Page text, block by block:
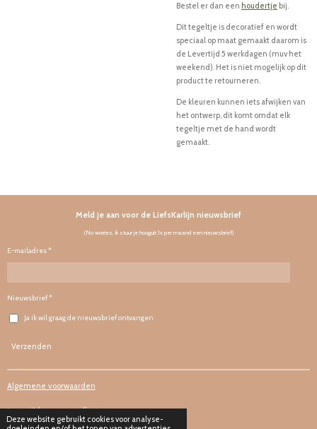
Deze website gebruikt cookies voor analyse-
Bestel er dan een houdertje bij.
Dit tegeltje is decoratief en wordt
speciaal op maat gemaakt daarom is
de Levertijd 5 werkdagen (muv het
weekend). Het is niet mogelijk op dit
product te retourneren.
De kleuren kunnen iets afwijken van
het ontwerp, dit komt omdat elk
tegeltje met de hand wordt
gemaakt.
Meld je aan voor de LiefsKarlijn nieuwsbrief
(No worries, ik stuur je hooguit 1x per maand een nieuwsbrief)
E-mailadres *
Nieuwsbrief *
Ja ik wil graag de nieuwsbrief ontvangen
Verzenden
Algemene voorwaarden
Levertijd en verzendkosten